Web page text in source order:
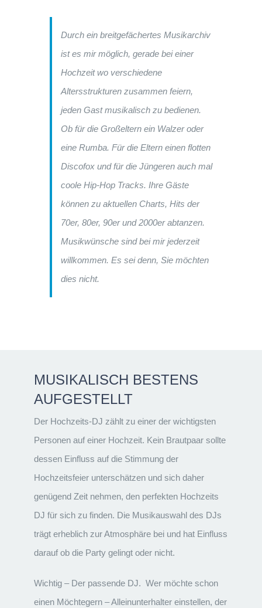
Durch ein breitgefächertes Musikarchiv
ist es mir möglich, gerade bei einer
Hochzeit wo verschiedene
Altersstrukturen zusammen feiern,
jeden Gast musikalisch zu bedienen.
Ob für die Großeltern ein Walzer oder
eine Rumba. Für die Eltern einen flotten
Discofox und für die Jüngeren auch mal
coole Hip-Hop Tracks. Ihre Gäste
können zu aktuellen Charts, Hits der
70er, 80er, 90er und 2000er abtanzen.
Musikwünsche sind bei mir jederzeit
willkommen. Es sei denn, Sie möchten
dies nicht.
MUSIKALISCH BESTENS
AUFGESTELLT
Der Hochzeits-DJ zählt zu einer der wichtigsten
Personen auf einer Hochzeit. Kein Brautpaar sollte
dessen Einfluss auf die Stimmung der
Hochzeitsfeier unterschätzen und sich daher
genügend Zeit nehmen, den perfekten Hochzeits
DJ für sich zu finden. Die Musikauswahl des DJs
trägt erheblich zur Atmosphäre bei und hat Einfluss
darauf ob die Party gelingt oder nicht.
Wichtig – Der passende DJ. Wer möchte schon
einen Möchtegern – Alleinunterhalter einstellen, der